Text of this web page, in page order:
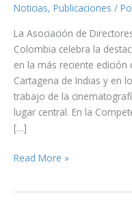
Noticias, Publicaciones /
La Asociación de
Colombia celebra la
en la más reciente edición
Cartagena de Indias y en
trabajo de la
lugar central. En la
[…]
ADFC
Read More »